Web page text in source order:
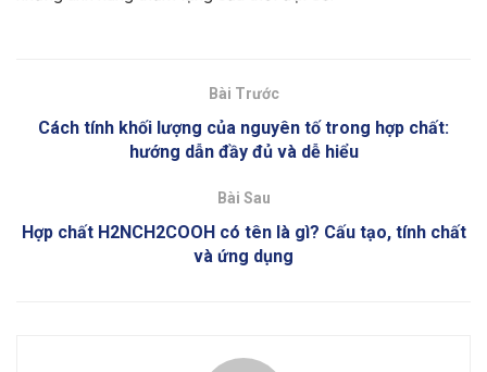
Bài Trước
Cách tính khối lượng của nguyên tố trong hợp chất:
hướng dẫn đầy đủ và dễ hiểu
Bài Sau
Hợp chất H2NCH2COOH có tên là gì? Cấu tạo, tính chất
và ứng dụng